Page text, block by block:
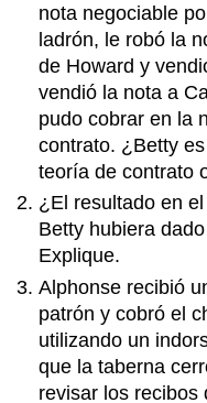
nota negociable
ladrón, le robó la
de Howard y
vendió la nota a
pudo cobrar en la
contrato. ¿Betty
teoría de contrato
¿El resultado en
Betty hubiera
Explique.
Alphonse recibió
patrón y cobró el
utilizando un
que la taberna
revisar los recibos